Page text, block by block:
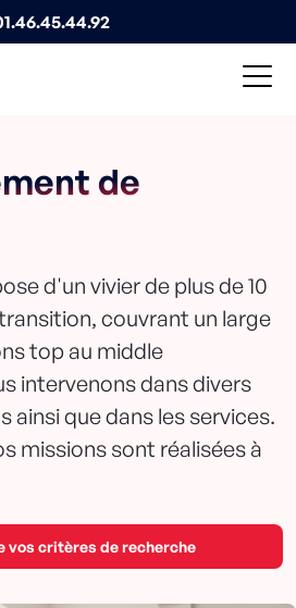
de
d'un vivier de plus de 10
couvrant un large
top au middle
intervenons dans divers
ainsi que dans les services.
missions sont réalisées à
vos critères de recherche